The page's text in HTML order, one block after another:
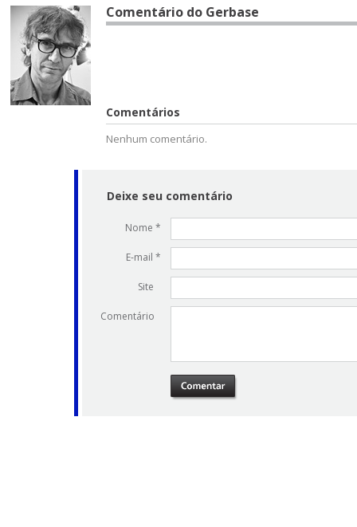
Comentário do Gerbase
Comentários
Nenhum comentário.
Deixe seu comentário
Nome *
E-mail *
Site
Comentário